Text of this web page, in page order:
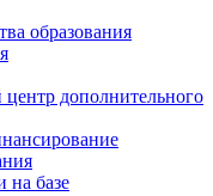
образования
дополнительного
базе